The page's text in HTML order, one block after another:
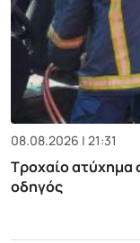
08.08.2026 | 21:31
Τροχαίο ατύχημα
οδηγός